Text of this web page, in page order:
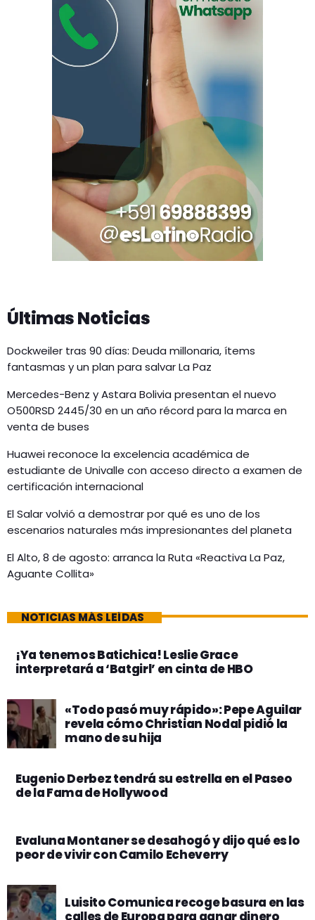
Últimas Noticias
Dockweiler tras 90 días: Deuda millonaria, ítems
fantasmas y un plan para salvar La Paz
Mercedes-Benz y Astara Bolivia presentan el nuevo
O500RSD 2445/30 en un año récord para la marca en
venta de buses
Huawei reconoce la excelencia académica de
estudiante de Univalle con acceso directo a examen de
certificación internacional
El Salar volvió a demostrar por qué es uno de los
escenarios naturales más impresionantes del planeta
El Alto, 8 de agosto: arranca la Ruta «Reactiva La Paz,
Aguante Collita»
NOTICIAS MÁS LEÍDAS
¡Ya tenemos Batichica! Leslie Grace
interpretará a ‘Batgirl’ en cinta de HBO
«Todo pasó muy rápido»: Pepe Aguilar
revela cómo Christian Nodal pidió la
mano de su hija
Eugenio Derbez tendrá su estrella en el Paseo
de la Fama de Hollywood
Evaluna Montaner se desahogó y dijo qué es lo
peor de vivir con Camilo Echeverry
Luisito Comunica recoge basura en las
calles de Europa para ganar dinero